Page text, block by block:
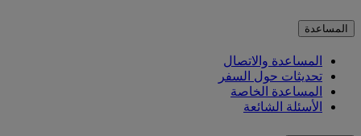
المساعدة
المساعدة والاتصال
تحديثات حول السفر
المساعدة الخاصة
الأسئلة الشائعة